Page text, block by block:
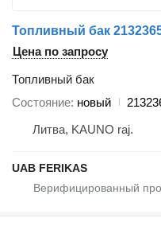
Топливный бак
Цена по запросу
Топливный бак
Состояние новый
Литва, KAUNO raj.
UAB FERIKAS